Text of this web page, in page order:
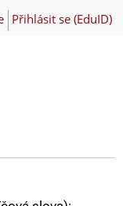
Přihlásit se (EduID)